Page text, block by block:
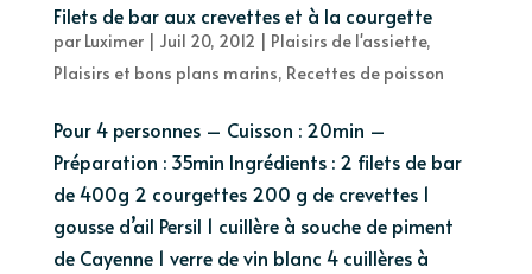
Filets de bar aux crevettes et à la courgette
par Luximer| Juil 20, 2012 | Plaisirs de l'assiette,
Plaisirs et bons plans marins, Recettes de poisson
Pour 4 personnes – Cuisson : 20min –
Préparation : 35min Ingrédients : 2 filets de bar
de 400g 2 courgettes 200 g de crevettes 1
gousse d’ail Persil 1 cuillère à souche de piment
de Cayenne 1 verre de vin blanc 4 cuillères à